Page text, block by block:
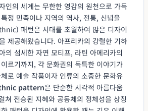
인의 세계는 무한한 영감의 원천으로 가득
정 민족이나 지역의 역사, 전통, 신념을
패턴은 시대를 초월하여 많은 디자이
제공해왔습니다. 아프리카의 강렬한 기하
의 섬세한 자연 모티프, 라틴 아메리카의
르기까지, 각 문화권의 독특한 이야기가
로 예술 작품이자 인류의 소중한 문화유
pattern은 단순한 시각적 아름다움
쳐 전승된 지혜와 공동체의 정체성을 상징